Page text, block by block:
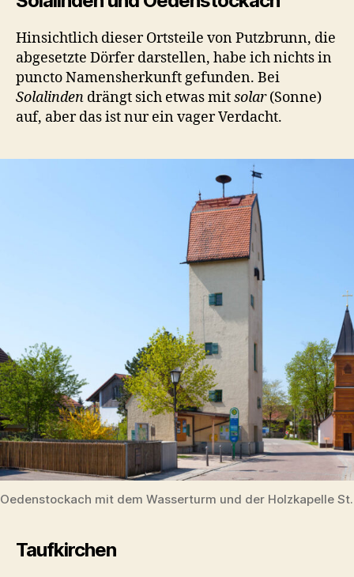
Hinsichtlich dieser Ortsteile von Putzbrunn, die
abgesetzte Dörfer darstellen, habe ich nichts in
puncto Namensherkunft gefunden. Bei
Solalinden drängt sich etwas mitsolar(Sonne)
auf, aber das ist nur ein vager Verdacht.
Oedenstockach mit dem Wasserturm und der Holzkapelle
Taufkirchen